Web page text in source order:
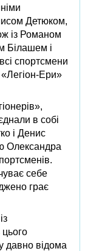
Детюком,
із Романом
Білашем і
спортсмени
Ери»
в собі
і Денис
Олександра
себе
грає
давно відома